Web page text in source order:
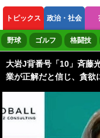
トピックス 政治・社会
ボートレース 競輪
野球 ゴルフ 格闘技
大岩J背番号「10」斉藤
業が正解だと信じ、貪欲